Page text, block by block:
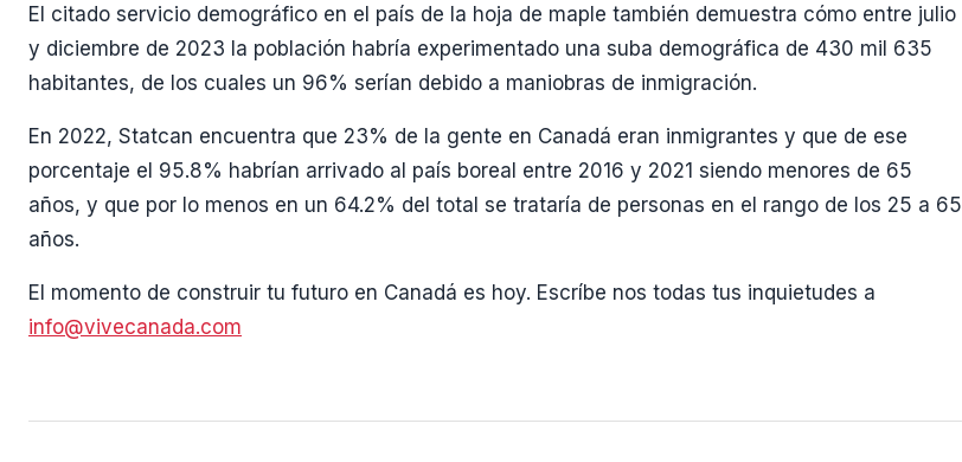
El citado servicio demográfico en el país de la hoja de maple también demuestra cómo entre julio
y diciembre de 2023 la población habría experimentado una suba demográfica de 430 mil 635
habitantes, de los cuales un 96% serían debido a maniobras de inmigración.
En 2022, Statcan encuentra que 23% de la gente en Canadá eran inmigrantes y que de ese
porcentaje el 95.8% habrían arrivado al país boreal entre 2016 y 2021 siendo menores de 65
años, y que por lo menos en un 64.2% del total se trataría de personas en el rango de los 25 a 65
años.
El momento de construir tu futuro en Canadá es hoy. Escríbe nos todas tus inquietudes a
info@vivecanada.com